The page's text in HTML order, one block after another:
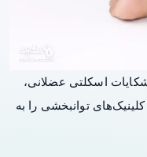
اسکلتی عضلانی،
توانبخشی را به